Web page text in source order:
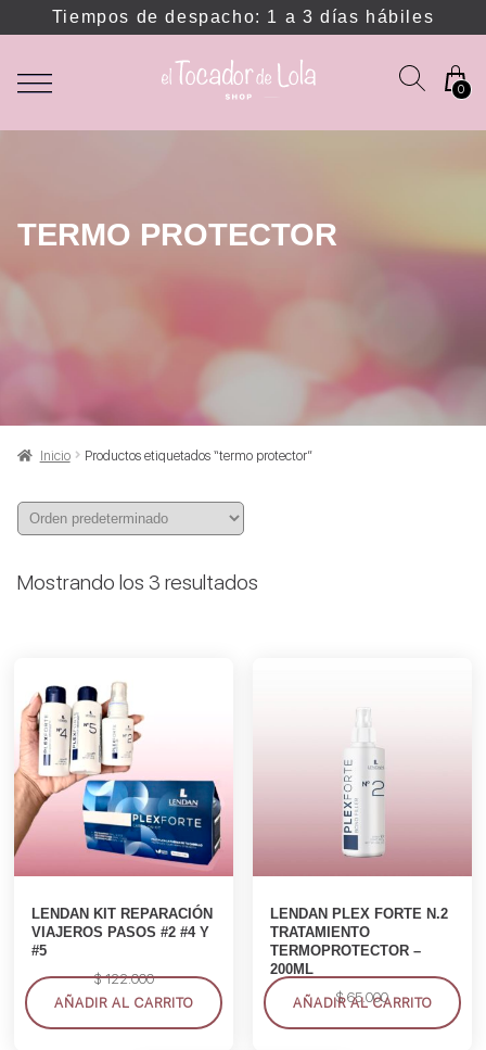
Tiempos de despacho: 1 a 3 días hábiles
0
TERMO PROTECTOR
Inicio Productos etiquetados “termo protector”
Mostrando los 3 resultados
LENDAN KIT REPARACIÓN
VIAJEROS PASOS #2 #4 Y
#5
$122.000
AÑADIR AL CARRITO
LENDAN PLEX FORTE N.2
TRATAMIENTO
TERMOPROTECTOR –
200ML
$65.000
AÑADIR AL CARRITO